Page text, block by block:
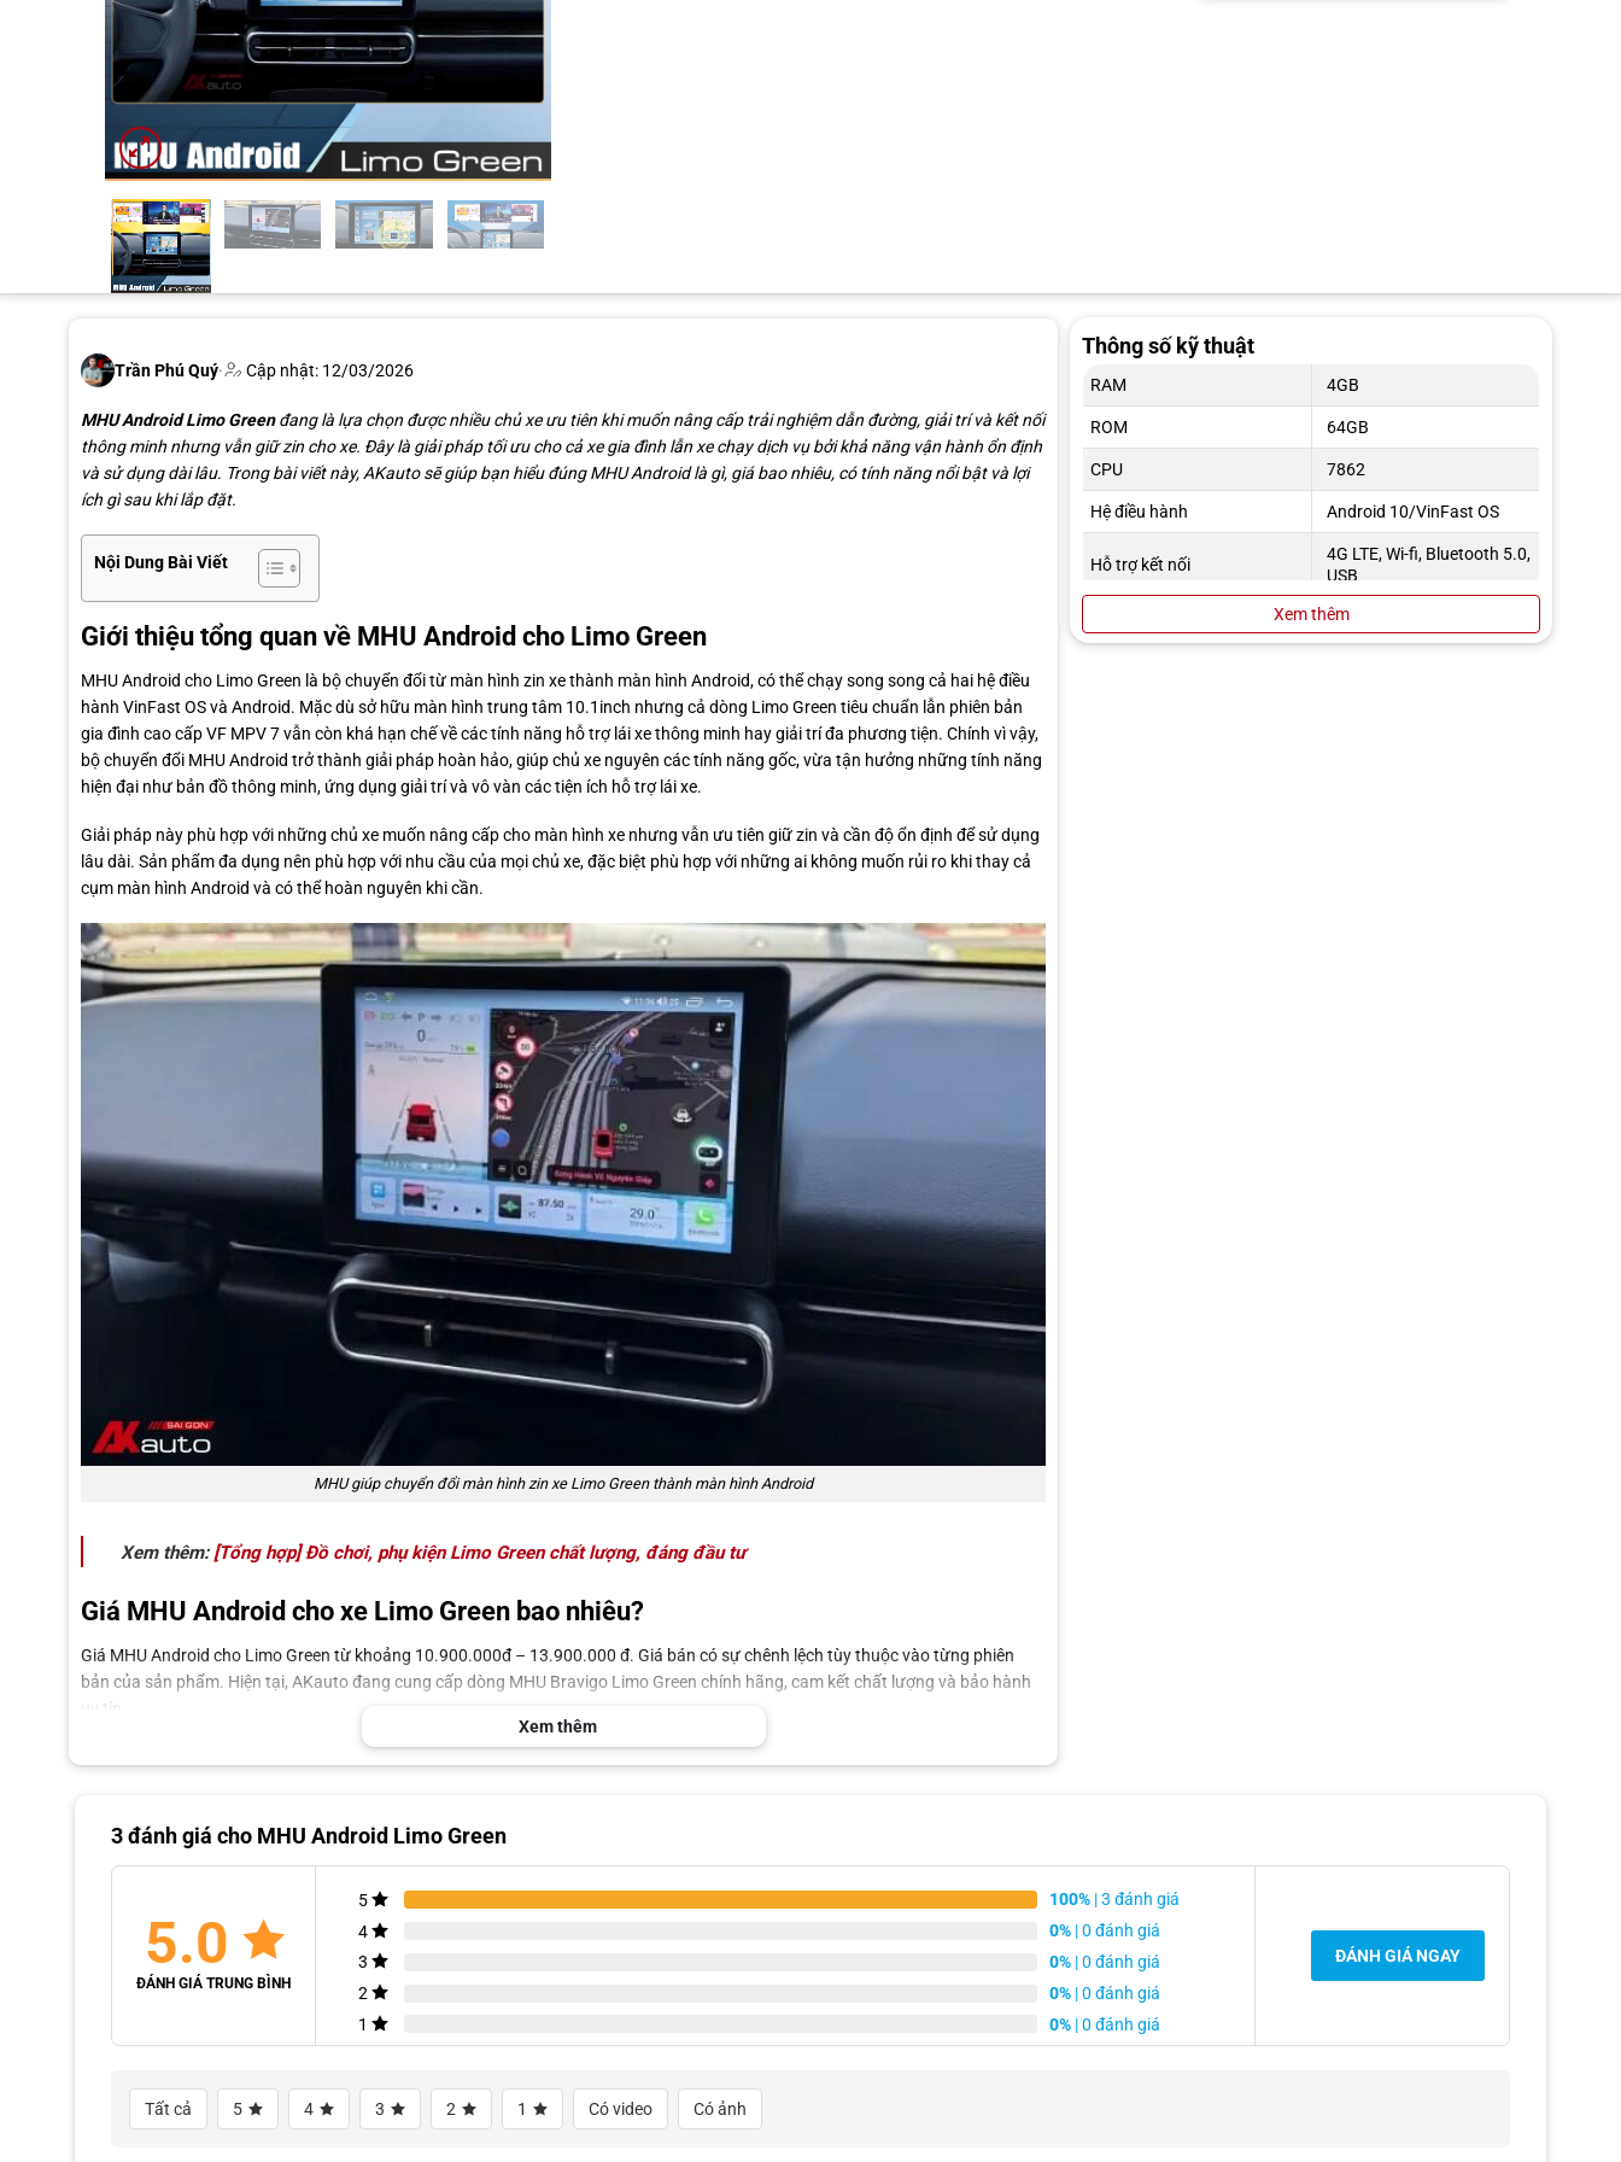
Trần Phú Quý· Cập nhật: 12/03/2026
MHU Android Limo Greenđang là lựa chọn được nhiều chủ xe ưu tiên khi muốn nâng cấp trải nghiệm dẫn đường, giải trí và kết nối
thông minh nhưng vẫn giữ zin cho xe. Đây là giải pháp tối ưu cho cả xe gia đình lẫn xe chạy dịch vụ bởi khả năng vận hành ổn định
và sử dụng dài lâu. Trong bài viết này, AKauto sẽ giúp bạn hiểu đúng MHU Android là gì, giá bao nhiêu, có tính năng nổi bật và lợi
ích gì sau khi lắp đặt.
Nội Dung Bài Viết
Giới thiệu tổng quan về MHU Android cho Limo Green
MHU Android cho Limo Green là bộ chuyển đổi từ màn hình zin xe thành màn hình Android, có thể chạy song song cả hai hệ điều
hành VinFast OS và Android. Mặc dù sở hữu màn hình trung tâm 10.1inch nhưng cả dòng Limo Green tiêu chuẩn lẫn phiên bản
gia đình cao cấp VF MPV 7 vẫn còn khá hạn chế về các tính năng hỗ trợ lái xe thông minh hay giải trí đa phương tiện. Chính vì vậy,
bộ chuyển đổi MHU Android trở thành giải pháp hoàn hảo, giúp chủ xe nguyên các tính năng gốc, vừa tận hưởng những tính năng
hiện đại như bản đồ thông minh, ứng dụng giải trí và vô vàn các tiện ích hỗ trợ lái xe.
Giải pháp này phù hợp với những chủ xe muốn nâng cấp cho màn hình xe nhưng vẫn ưu tiên giữ zin và cần độ ổn định để sử dụng
lâu dài. Sản phẩm đa dụng nên phù hợp với nhu cầu của mọi chủ xe, đặc biệt phù hợp với những ai không muốn rủi ro khi thay cả
cụm màn hình Android và có thể hoàn nguyên khi cần.
MHU giúp chuyển đổi màn hình zin xe Limo Green thành màn hình Android
Xem thêm: [Tổng hợp] Đồ chơi, phụ kiện Limo Green chất lượng, đáng đầu tư
Giá MHU Android cho xe Limo Green bao nhiêu?
Giá MHU Android cho Limo Green từ khoảng 10.900.000đ – 13.900.000 đ. Giá bán có sự chênh lệch tùy thuộc vào từng phiên
bản của sản phẩm. Hiện tại, AKauto đang cung cấp dòng MHU Bravigo Limo Green chính hãng, cam kết chất lượng và bảo hành
uy tín
MHU cho Limo Green Giá bán Bảo hành Quà tặng
MHU Limo Green 360° 13.900.000đ
Lưu ý: Bảng giá chỉ mang tính chất tham khảo và có thể thay đổi tùy thời điểm mua hàng. Để biết thêm thông tin chi tiết về sản
phẩm, giá bán, các chương trình ưu đãi hiện có, hãy liên hệ AKauto qua hotline
Xem thêm
Thông số kỹ thuật
RAM 4GB
ROM 64GB
CPU 7862
Hệ điều hành Android 10/VinFast OS
Hỗ trợ kết nối
4G LTE, Wi-fi, Bluetooth 5.0,
USB
Xem thêm
3 đánh giá cho MHU Android Limo Green
5.0
ĐÁNH GIÁ TRUNG BÌNH
5 100% | 3 đánh giá
4
0% | 0 đánh giá
3
0% | 0 đánh giá
2
0% | 0 đánh giá
1
0% | 0 đánh giá
ĐÁNH GIÁ NGAY
Tất cả 5 4 3 2 1 Có video Có ảnh